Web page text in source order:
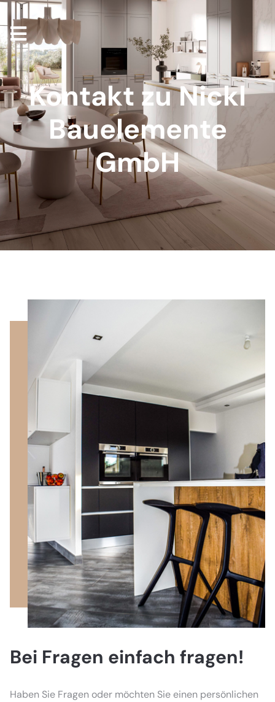
Kontakt zu Nickl
Bauelemente
GmbH
Bei Fragen einfach fragen!
Haben Sie Fragen oder möchten Sie einen persönlichen